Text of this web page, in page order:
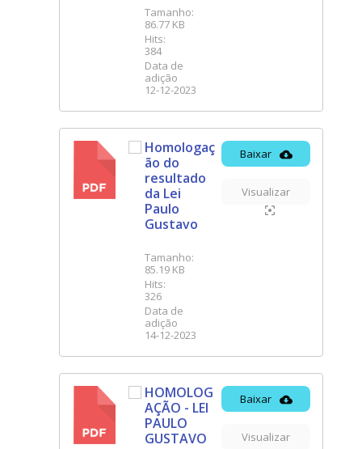
Tamanho:
86.77 KB
Hits:
384
Data de
adição
12-12-2023
Homologaç
ão do
resultado
da Lei
Paulo
Gustavo
Tamanho:
85.19 KB
Hits:
326
Data de
adição
14-12-2023
Baixar
Visualizar
HOMOLOG
AÇÃO - LEI
PAULO
GUSTAVO
Baixar
Visualizar